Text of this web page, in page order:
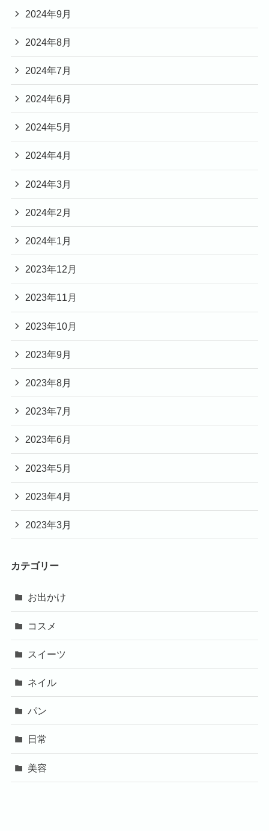
2024年9月
2024年8月
2024年7月
2024年6月
2024年5月
2024年4月
2024年3月
2024年2月
2024年1月
2023年12月
2023年11月
2023年10月
2023年9月
2023年8月
2023年7月
2023年6月
2023年5月
2023年4月
2023年3月
カテゴリー
お出かけ
コスメ
スイーツ
ネイル
パン
日常
美容